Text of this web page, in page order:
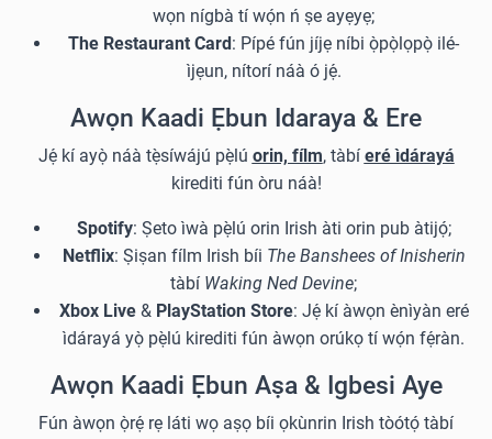
wọn nígbà tí wọ́n ń ṣe ayẹyẹ;
The Restaurant Card: Pípé fún jíjẹ níbi ọ̀pọ̀lọpọ̀ ilé-
ìjẹun, nítorí náà ó jẹ́.
Awọn Kaadi Ẹbun Idaraya & Ere
Jẹ́ kí ayọ̀ náà tẹ̀síwájú pẹ̀lú orin, fílm, tàbí eré ìdárayá
kirediti fún òru náà!
Spotify: Ṣeto ìwà pẹ̀lú orin Irish àti orin pub àtijọ́;
Netflix: Ṣiṣan fílm Irish bíi The Banshees of Inisherin
tàbí Waking Ned Devine;
Xbox Live& PlayStation Store: Jẹ́ kí àwọn ènìyàn eré
ìdárayá yọ̀ pẹ̀lú kirediti fún àwọn orúkọ tí wọ́n fẹ́ràn.
Awọn Kaadi Ẹbun Aṣa & Igbesi Aye
Fún àwọn ọ̀rẹ́ rẹ láti wọ aṣọ bíi ọkùnrin Irish tòótọ́ tàbí